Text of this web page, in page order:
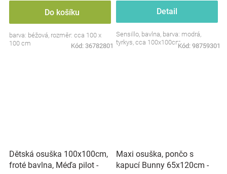
Do košíku
barva: béžová, rozměr: cca 100 x
100 cm
Kód: 36782801
Detail
Sensillo, bavlna, barva: modrá,
tyrkys, cca 100x100cmKód: 98759301
Dětská osuška 100x100cm,
froté bavlna, Méďa pilot -
Maxi osuška, pončo s
kapucí Bunny 65x120cm -